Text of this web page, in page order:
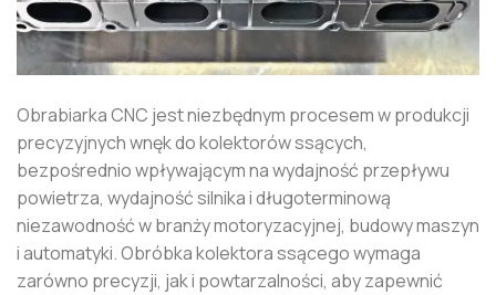
Obrabiarka CNC jest niezbędnym procesem w produkcji
precyzyjnych wnęk do kolektorów ssących,
bezpośrednio wpływającym na wydajność przepływu
powietrza, wydajność silnika i długoterminową
niezawodność w branży motoryzacyjnej, budowy maszyn
i automatyki. Obróbka kolektora ssącego wymaga
zarówno precyzji, jak i powtarzalności, aby zapewnić